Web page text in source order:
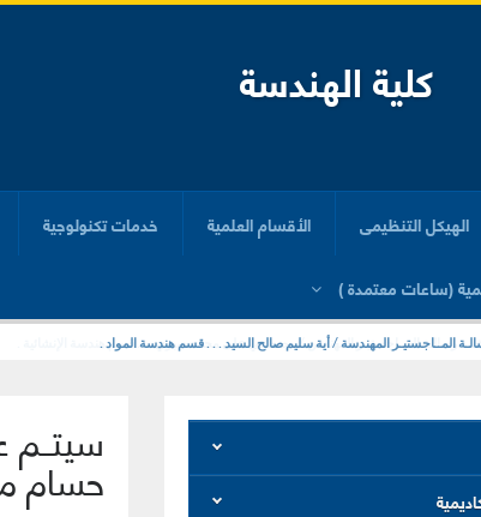
كلية الهندسة
الهيكل التنظيمى الأقسام العلمية خدمات تكنولوجية
(ساعات معتمدة )
المــاجستيـر المهندسة / أية سليم صالح السيد . . . قسم هندسة المواد .
سيتــم
حسام